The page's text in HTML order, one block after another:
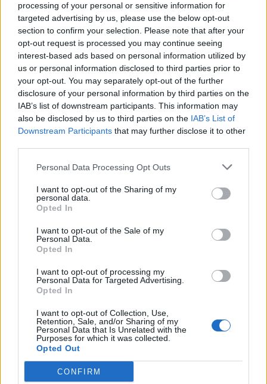
processing of your personal or sensitive information for
targeted advertising by us, please use the below opt-out
section to confirm your selection. Please note that after your
opt-out request is processed you may continue seeing
interest-based ads based on personal information utilized by
us or personal information disclosed to third parties prior to
your opt-out. You may separately opt-out of the further
disclosure of your personal information by third parties on the
IAB’s list of downstream participants. This information may
also be disclosed by us to third parties on the IAB’s List of
Downstream Participants that may further disclose it to other
Personal Data Processing Opt Outs
I want to opt-out of the Sharing of my
personal data.
Opted In
I want to opt-out of the Sale of my
Personal Data.
Opted In
I want to opt-out of processing my
Personal Data for Targeted Advertising.
Opted In
I want to opt-out of Collection, Use,
Retention, Sale, and/or Sharing of my
Personal Data that Is Unrelated with the
Purposes for which it was collected.
Opted Out
CONFIRM